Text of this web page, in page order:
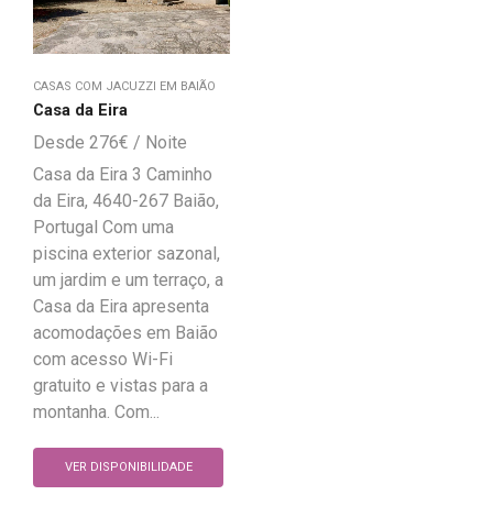
CASAS COM JACUZZI EM BAIÃO
Casa da Eira
276€
Casa da Eira 3 Caminho
da Eira, 4640-267 Baião,
Portugal Com uma
piscina exterior sazonal,
um jardim e um terraço, a
Casa da Eira apresenta
acomodações em Baião
com acesso Wi-Fi
gratuito e vistas para a
montanha. Com...
VER DISPONIBILIDADE